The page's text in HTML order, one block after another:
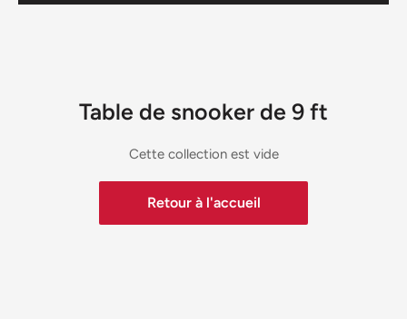
Table de snooker de 9 ft
Cette collection est vide
Retour à l'accueil